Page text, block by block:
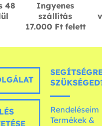
48
Ingyenes
szállítás
17.000 Ft felett
Rendeléseim
Termékek &